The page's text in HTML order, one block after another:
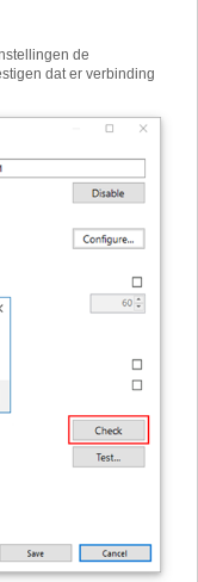
de
dat er verbinding